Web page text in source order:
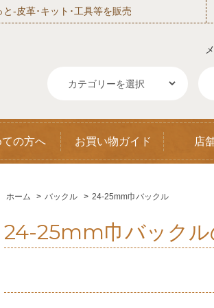
‐皮革･キット･工具等を販売
の方へ お買い物ガイド 店
ホーム > バックル > 24-25mm巾バックル
24-25mm巾バックル